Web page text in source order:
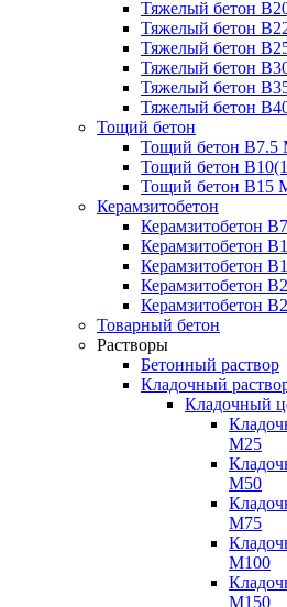
Тяжелый бетон
Тяжелый бетон
Тяжелый бетон
Тяжелый бетон
Тяжелый бетон
Тяжелый бетон
Тощий бетон
Тощий бетон В7.5
Тощий бетон
Тощий бетон В15
Керамзитобетон
Керамзитобетон
Керамзитобетон
Керамзитобетон
Керамзитобетон
Керамзитобетон
Товарный бетон
Растворы
Бетонный раствор
Кладочный
Кладочный
М25
М50
М75
М100
М150